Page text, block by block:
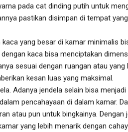
pada cat dinding putih untuk
pastikan disimpan di tempat
yang besar di kamar minimalis
kaca bisa menciptakan
sesuai dengan ruangan atau yang
kesan luas yang maksimal.
Adanya jendela selain bisa
pencahayaan di dalam kamar.
atau pun untuk bingkainya. Dengan
yang lebih menarik dengan